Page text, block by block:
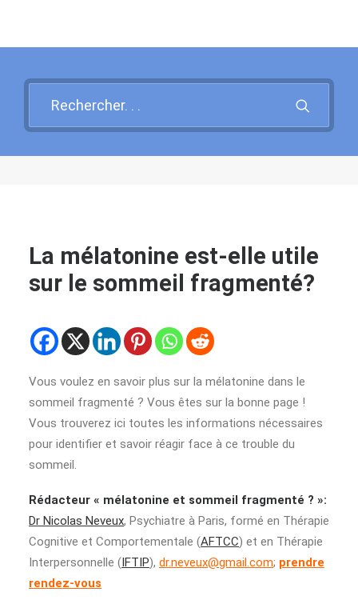
La mélatonine est-elle utile
sur le sommeil fragmenté?
Vous voulez en savoir plus sur la mélatonine dans le
sommeil fragmenté ? Vous êtes sur la bonne page !
Vous trouverez ici toutes les informations nécessaires
pour identifier et savoir réagir face à ce trouble du
sommeil.
Rédacteur « mélatonine et sommeil fragmenté ? »:
Dr Nicolas Neveux, Psychiatre à Paris, formé en Thérapie
Cognitive et Comportementale (AFTCC) et en Thérapie
Interpersonnelle (IFTIP), dr.neveux@gmail.com; prendre
rendez-vous